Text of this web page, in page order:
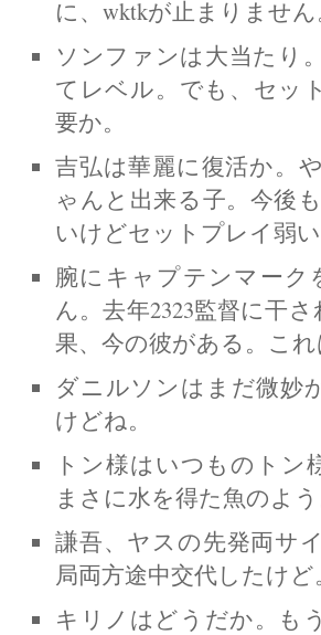
に、wktkが止まりません
ソンファンは大当たり
てレベル。でも、セッ
要か。
吉弘は華麗に復活か。
ゃんと出来る子。今後
いけどセットプレイ弱
腕にキャプテンマーク
ん。去年2323監督に干
果、今の彼がある。こ
ダニルソンはまだ微妙
けどね。
トン様はいつものトン
まさに水を得た魚のよ
謙吾、ヤスの先発両サ
局両方途中交代したけど。
キリノはどうだか。も